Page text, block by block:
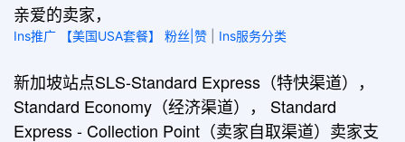
亲爱的卖家，
Ins推广 【美国USA套餐】 粉丝|赞 Ins服务分类
新加坡站点SLS-Standard Express（特快渠道），
Standard Economy（经济渠道）， Standard
Express - Collection Point（卖家自取渠道）卖家支